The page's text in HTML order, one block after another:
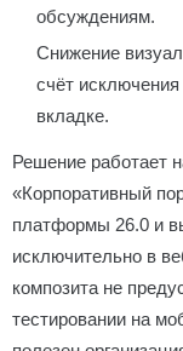
обсуждениям.
Снижение
счёт
вкладке.
Решение работает
«Корпоративный
платформы 26.0 и
исключительно в
композита не
тестировании на